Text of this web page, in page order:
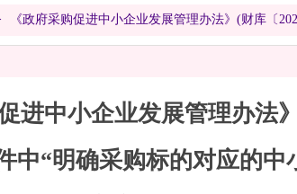
《政府采购促进中小企业发展管理办法》(财库〔
进中小企业发展管理办法
中“明确采购标的对应的